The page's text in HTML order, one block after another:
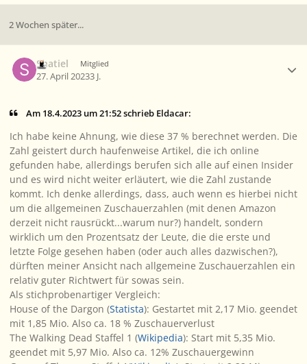
2 Wochen später...
Shatiel Mitglied
27. April 20233 J.
Am 18.4.2023 um 21:52 schrieb Eldacar:
Ich habe keine Ahnung, wie diese 37 % berechnet werden. Die
Zahl geistert durch haufenweise Artikel, die ich online
gefunden habe, allerdings berufen sich alle auf einen Insider
und es wird nicht weiter erläutert, wie die Zahl zustande
kommt. Ich denke allerdings, dass, auch wenn es hierbei nicht
um die allgemeinen Zuschauerzahlen (mit denen Amazon
derzeit nicht rausrückt...warum nur?) handelt, sondern
wirklich um den Prozentsatz der Leute, die die erste und
letzte Folge gesehen haben (oder auch alles dazwischen?),
dürften meiner Ansicht nach allgemeine Zuschauerzahlen ein
relativ guter Richtwert für sowas sein.
Als stichprobenartiger Vergleich:
House of the Dargon (Statista): Gestartet mit 2,17 Mio. geendet
mit 1,85 Mio. Also ca. 18 % Zuschauerverlust
The Walking Dead Staffel 1 (Wikipedia): Start mit 5,35 Mio.
geendet mit 5,97 Mio. Also ca. 12% Zuschauergewinn